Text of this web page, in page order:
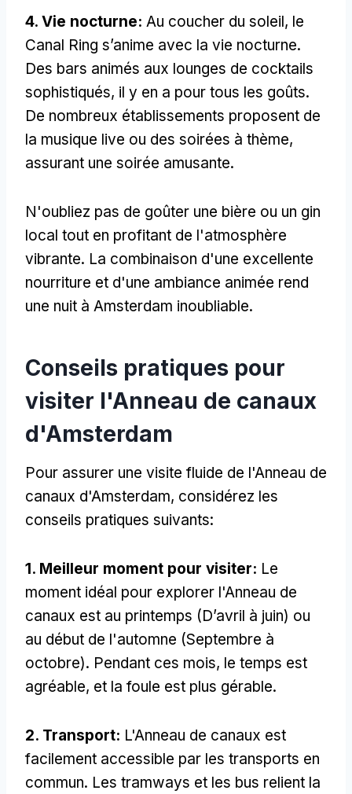
4. Vie nocturne: Au coucher du soleil, le
Canal Ring s’anime avec la vie nocturne.
Des bars animés aux lounges de cocktails
sophistiqués, il y en a pour tous les goûts.
De nombreux établissements proposent de
la musique live ou des soirées à thème,
assurant une soirée amusante.
N'oubliez pas de goûter une bière ou un gin
local tout en profitant de l'atmosphère
vibrante. La combinaison d'une excellente
nourriture et d'une ambiance animée rend
une nuit à Amsterdam inoubliable.
Conseils pratiques pour
visiter l'Anneau de canaux
d'Amsterdam
Pour assurer une visite fluide de l'Anneau de
canaux d'Amsterdam, considérez les
conseils pratiques suivants:
1. Meilleur moment pour visiter: Le
moment idéal pour explorer l'Anneau de
canaux est au printemps (D’avril à juin) ou
au début de l'automne (Septembre à
octobre). Pendant ces mois, le temps est
agréable, et la foule est plus gérable.
2. Transport: L'Anneau de canaux est
facilement accessible par les transports en
commun. Les tramways et les bus relient la